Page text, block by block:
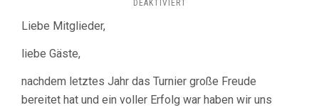
DEAKTIVIERT
MIXED
TURNIER
Liebe Mitglieder,
liebe Gäste,
nachdem letztes Jahr das Turnier große Freude
bereitet hat und ein voller Erfolg war haben wir uns